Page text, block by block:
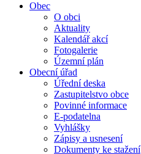
Obec
O obci
Aktuality
Kalendář akcí
Fotogalerie
Územní plán
Obecní úřad
Úřední deska
Zastupitelstvo obce
Povinné informace
E-podatelna
Vyhlášky
Zápisy a usnesení
Dokumenty ke stažení